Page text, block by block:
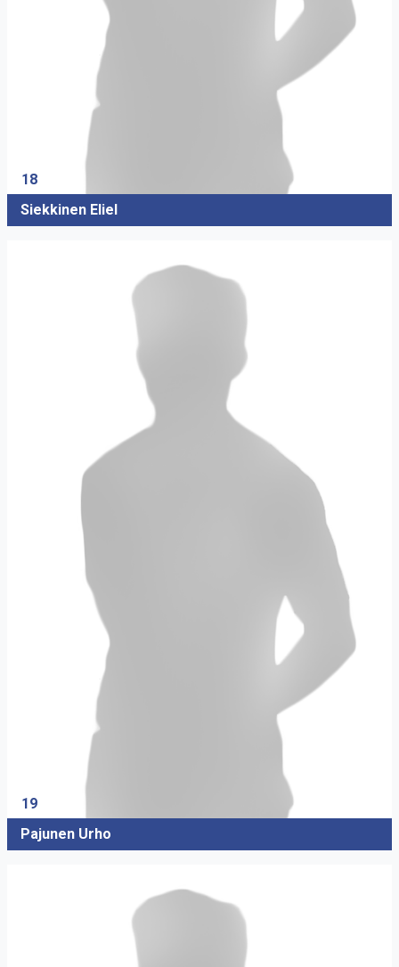
18
Siekkinen Eliel
19
Pajunen Urho